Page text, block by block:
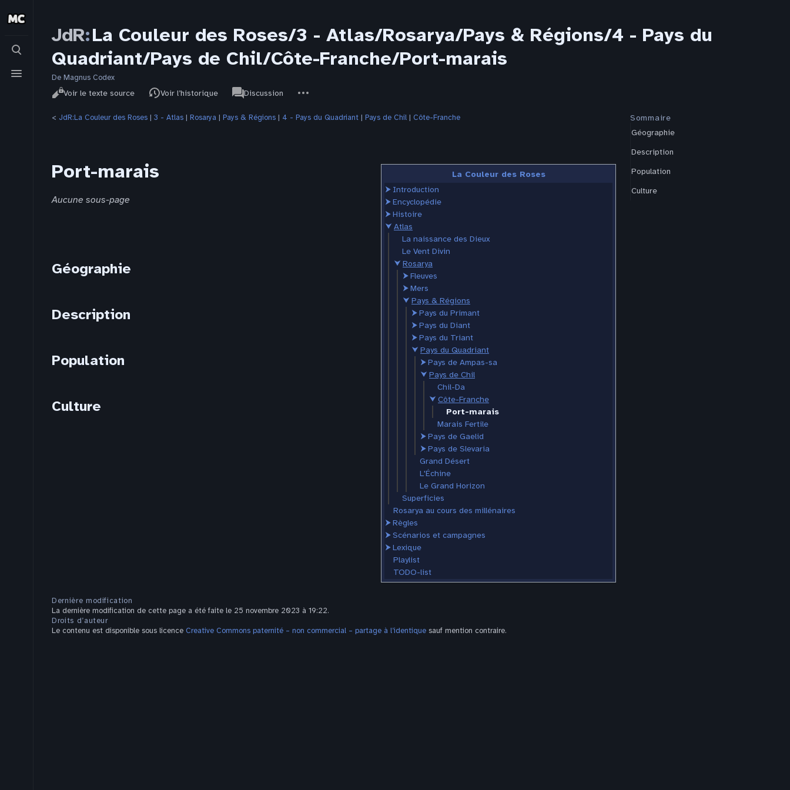
Basculer
recherche
Basculer
le
JdR:La Couleur des Roses/3 - Atlas/Rosarya/Pays & Régions/4 - Pays du
Quadriant/Pays de Chil/Côte-Franche/Port-marais
De Magnus Codex
Affichages
LireVoir le texte source Voir l’historique
associated-
pages
JdRDiscussion
actions
< JdR:La Couleur des Roses ‎ | 3 - Atlas ‎ | Rosarya ‎ | Pays & Régions ‎ | 4 - Pays du Quadriant ‎ | Pays de Chil ‎ | Côte-Franche
La Couleur des Roses
⮞ Introduction
⮞Encyclopédie
⮞Histoire
⮟ Atlas
La naissance des Dieux
Le Vent Divin
⮟ Rosarya
⮞Fleuves
⮞Mers
⮟ Pays & Régions
⮞Pays du Primant
⮞Pays du Diant
⮞Pays du Triant
⮟ Pays du Quadriant
⮞Pays de Ampas-sa
⮟ Pays de Chil
Chil-Da
⮟ Côte-Franche
Port-marais
Marais Fertile
⮞Pays de Gaelid
⮞Pays de Slevaria
Grand Désert
L'Échine
Le Grand Horizon
Superficies
Rosarya au cours des millénaires
⮞Règles
⮞Scénarios et campagnes
⮞Lexique
Playlist
TODO-list
Port-marais
Aucune sous-page
Géographie
Description
Population
Culture
Sommaire
Géographie
Description
Population
Culture
Dernière modification
La dernière modification de cette page a été faite le 25 novembre 2023 à 19:22.
Droits d’auteur
Le contenu est disponible sous licence Creative Commons paternité – non commercial – partage à l’identique sauf mention contraire.